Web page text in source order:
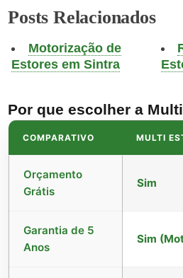
Posts Relacionados
Motorização de
Estores em Sintra
Por que escolher a
COMPARATIVO MULTI
Orçamento
Grátis
Sim
Garantia de 5
Anos
Sim